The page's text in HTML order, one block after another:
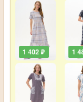
1 402 ₽ 1